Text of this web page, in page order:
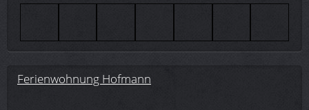
Ferienwohnung Hofmann